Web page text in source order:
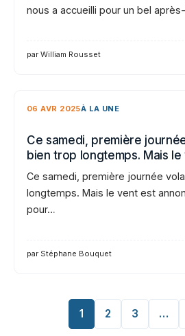
nous a accueilli pour un bel
par William Rousset
06 AVR 2025À LA UNE
Ce samedi, première
bien trop longtemps. Mais
Ce samedi, première journée
longtemps. Mais le vent est
pour…
par Stéphane Bouquet
1 2 3 …